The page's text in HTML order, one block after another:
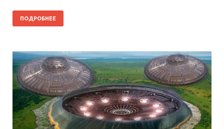
ПОДРОБНЕЕ